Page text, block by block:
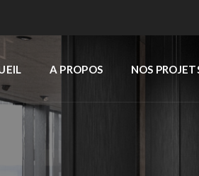
A PROPOS NOS